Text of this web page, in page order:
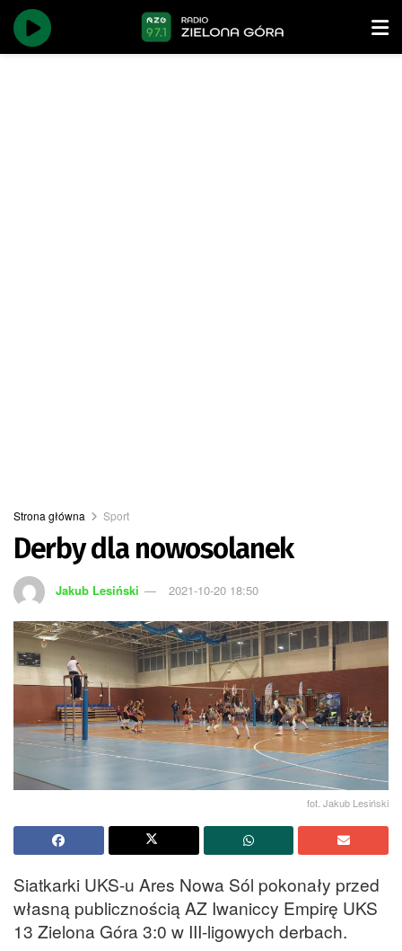
Strona główna Sport
Derby dla nowosolanek
Jakub Lesiński 2021-10-20 18:50
fot. Jakub Lesiński
Siatkarki UKS-u Ares Nowa Sól pokonały przed
własną publicznością AZ Iwaniccy Empirę UKS
13 Zielona Góra 3:0 w III-ligowych derbach.